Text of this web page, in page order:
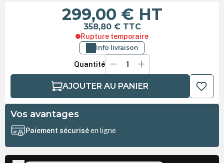
299,00 € HT
358,80 € TTC
Rupture temporaire
Info livraison
Quantité
AJOUTER AU PANIER
Vos avantages
Paiement sécuriséen ligne